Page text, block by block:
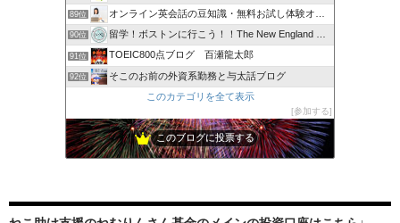
89位 オンライン英会話の豆知識・無料お試し体験オンライン英会話
90位 留学！ボストンに行こう！！The New England …
91位 TOEIC800点ブログ 百瀬龍太郎
92位
そこのお前の外資系勤務と与太話ブログ
このカテゴリを全て表示
参加する
このブログに投票する